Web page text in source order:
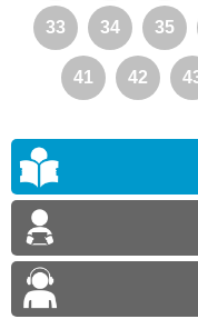
33 34 35
41 42